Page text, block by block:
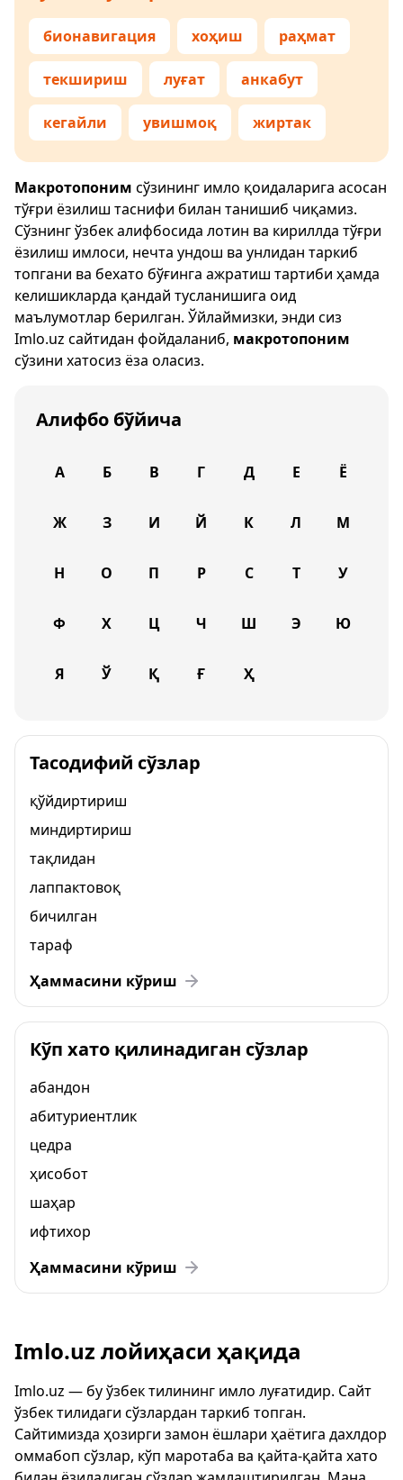
бионавигация хоҳиш раҳмат
текшириш луғат анкабут
кегайли увишмоқ жиртак
Макротопоним сўзининг имло қоидаларига асосан
тўғри ёзилиш таснифи билан танишиб чиқамиз.
Сўзнинг ўзбек алифбосида лотин ва кириллда тўғри
ёзилиш имлоси, нечта ундош ва унлидан таркиб
топгани ва бехато бўғинга ажратиш тартиби ҳамда
келишикларда қандай тусланишига оид
маълумотлар берилган. Ўйлаймизки, энди сиз
Imlo.uz сайтидан фойдаланиб, макротопоним
сўзини хатосиз ёза оласиз.
Алифбо бўйича
А Б В Г Д Е Ё
Ж З И Й К Л М
Н О П Р С Т У
Ф Х Ц Ч Ш Э Ю
Я Ў Қ Ғ Ҳ
Тасодифий сўзлар
қўйдиртириш
миндиртириш
тақлидан
лаппактовоқ
бичилган
тараф
Ҳаммасини кўриш
Кўп хато қилинадиган сўзлар
абандон
абитуриентлик
цедра
ҳисобот
шаҳар
ифтихор
Ҳаммасини кўриш
Imlo.uz лойиҳаси ҳақида
Imlo.uz — бу ўзбек тилининг имло луғатидир. Сайт
ўзбек тилидаги сўзлардан таркиб топган.
Сайтимизда ҳозирги замон ёшлари ҳаётига дахлдор
оммабоп сўзлар, кўп маротаба ва қайта-қайта хато